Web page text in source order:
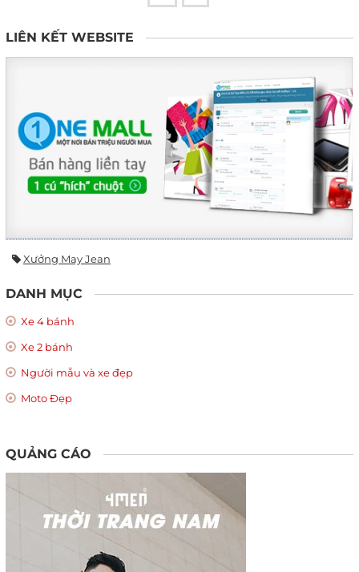
LIÊN KẾT WEBSITE
Xưởng May Jean
DANH MỤC
Xe 4 bánh
Xe 2 bánh
Người mẫu và xe đẹp
Moto Đẹp
QUẢNG CÁO